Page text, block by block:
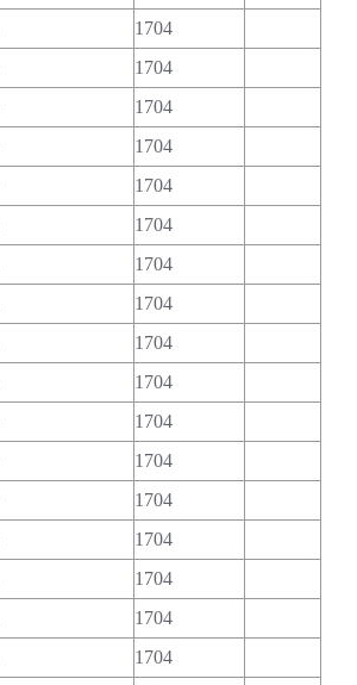
1704
1704
1704
1704
1704
1704
1704
1704
1704
1704
1704
1704
1704
1704
1704
1704
1704